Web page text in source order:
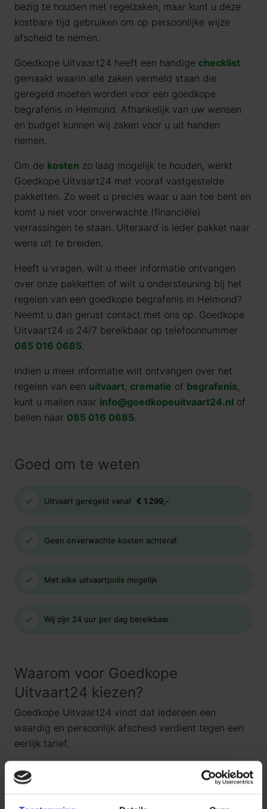
bezig te houden met regelzaken, maar kunt u deze
kostbare tijd gebruiken om op persoonlijke wijze
afscheid te nemen.
Goedkope Uitvaart24 heeft een handige checklist
gemaakt waarin alle zaken vermeld staan die
geregeld moeten worden voor een goedkope
begrafenis in Helmond. Afhankelijk van uw wensen
en budget kunnen wij zaken voor u uit handen
nemen.
Om de kosten zo laag mogelijk te houden, werkt
Goedkope Uitvaart24 met vooraf vastgestelde
pakketten. Zo weet u precies waar u aan toe bent en
komt u niet voor onverwachte (financiële)
verrassingen te staan. Uiteraard is ieder pakket naar
wens uit te breiden.
Heeft u vragen, wilt u meer informatie ontvangen
over onze pakketten of wilt u ondersteuning bij het
regelen van een goedkope begrafenis in Helmond?
Neemt u dan gerust contact met ons op. Goedkope
Uitvaart24 is 24/7 bereikbaar op telefoonnummer
085 016 0685.
Indien u meer informatie wilt ontvangen over het
regelen van een uitvaart, crematie of begrafenis,
kunt u mailen naar info@goedkopeuitvaart24.nl of
bellen naar 085 016 0685.
Goed om te weten
Uitvaart geregeld vanaf € 1.299,-
Geen onverwachte kosten achteraf
Met elke uitvaartpolis mogelijk
Wij zijn 24 uur per dag bereikbaar
Waarom voor Goedkope
Uitvaart24 kiezen?
Goedkope Uitvaart24 vindt dat iedereen een
waardig en persoonlijk afscheid verdient tegen een
eerlijk tarief.
Daarom kiezen wij ervoor standaard te werken met
uitvaartpakketten
. Door onze landelijke dekking en